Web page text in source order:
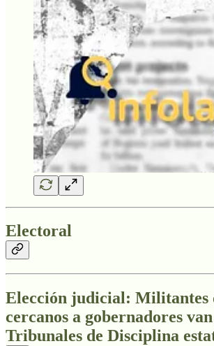
Electoral
Elección judicial: Militantes
cercanos a gobernadores
Tribunales de Disciplina